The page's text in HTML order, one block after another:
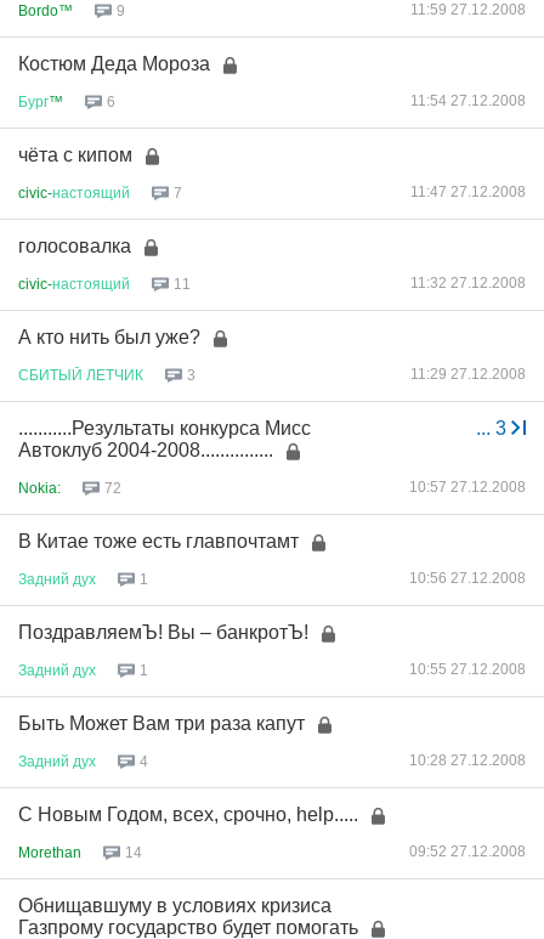
Bordo™ 9 11:59 27.12.2008
Костюм Деда Мороза
Бург™ 6 11:54 27.12.2008
чёта с кипом
civic-настоящий 7 11:47 27.12.2008
голосовалка
civic-настоящий 11 11:32 27.12.2008
А кто нить был уже?
СБИТЫЙ ЛЕТЧИК 3 11:29 27.12.2008
... 3
...........Результаты конкурса Мисс
Автоклуб 2004-2008...............
Nokia: 72 10:57 27.12.2008
В Китае тоже есть главпочтамт
Задний дух 1 10:56 27.12.2008
ПоздравляемЪ! Вы – банкротЪ!
Задний дух 1 10:55 27.12.2008
Быть Может Вам три раза капут
Задний дух 4 10:28 27.12.2008
С Новым Годом, всех, срочно, help.....
Morethan 14 09:52 27.12.2008
Обнищавшуму в условиях кризиса
Газпрому государство будет помогать